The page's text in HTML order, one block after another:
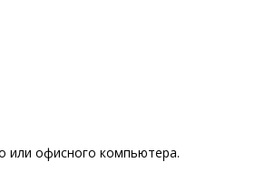
или офисного компьютера.